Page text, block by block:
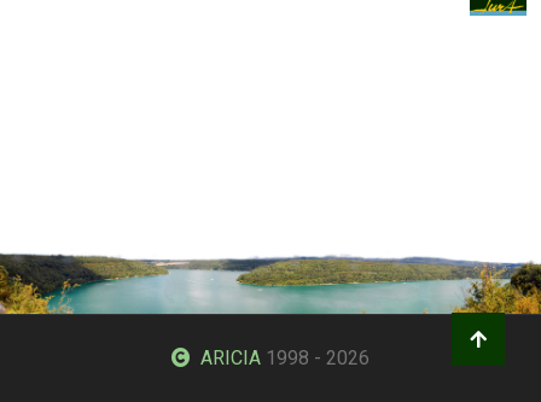
ARICIA 1998 - 2026